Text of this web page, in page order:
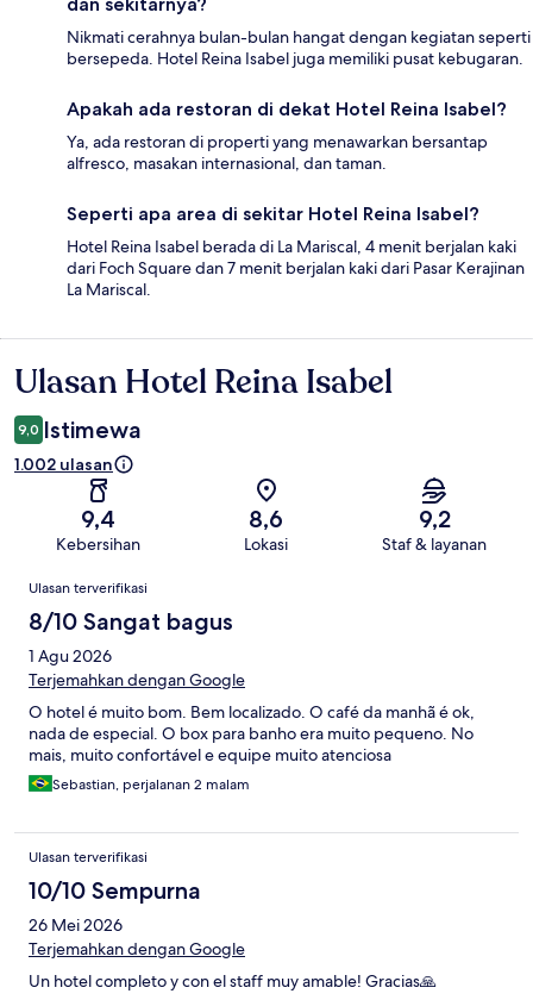
Nikmati cerahnya bulan-bulan hangat dengan kegiatan seperti
bersepeda. Hotel Reina Isabel juga memiliki pusat kebugaran.
Apakah ada restoran di dekat Hotel Reina Isabel?
Ya, ada restoran di properti yang menawarkan bersantap
alfresco, masakan internasional, dan taman.
Seperti apa area di sekitar Hotel Reina Isabel?
Hotel Reina Isabel berada di La Mariscal, 4 menit berjalan kaki
dari Foch Square dan 7 menit berjalan kaki dari Pasar Kerajinan
La Mariscal.
Ulasan
Ulasan Hotel Reina Isabel
9,0 Istimewa
1.002 ulasan
9,4
Kebersihan
8,6
Lokasi
9,2
Staf & layanan
Ulasan
Ulasan terverifikasi
8/10 Sangat bagus
1 Agu 2026
Terjemahkan dengan Google
O hotel é muito bom. Bem localizado. O café da manhã é ok,
nada de especial. O box para banho era muito pequeno. No
mais, muito confortável e equipe muito atenciosa
Sebastian, perjalanan 2 malam
Ulasan terverifikasi
10/10 Sempurna
26 Mei 2026
Terjemahkan dengan Google
Un hotel completo y con el staff muy amable! Gracias🙏